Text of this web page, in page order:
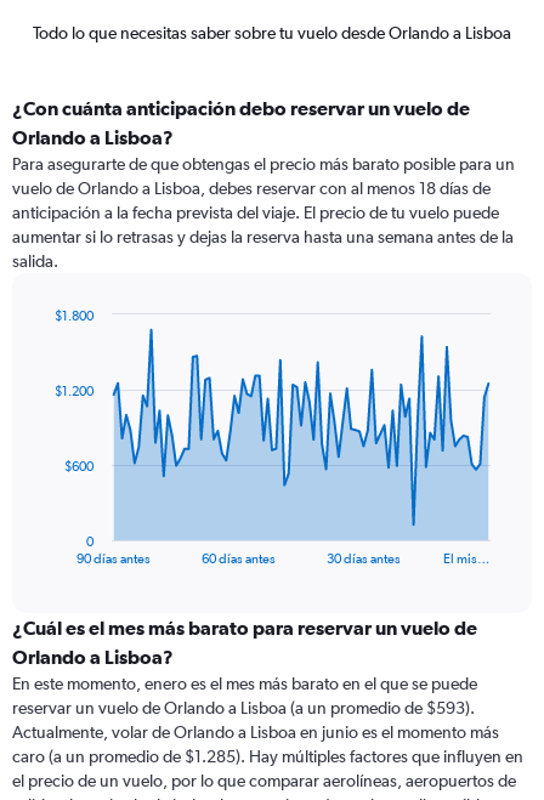
Todo lo que necesitas saber sobre tu vuelo desde Orlando a Lisboa
¿Con cuánta anticipación debo reservar un vuelo de
Orlando a Lisboa?
Para asegurarte de que obtengas el precio más barato posible para un
vuelo de Orlando a Lisboa, debes reservar con al menos 18 días de
anticipación a la fecha prevista del viaje. El precio de tu vuelo puede
aumentar si lo retrasas y dejas la reserva hasta una semana antes de la
salida.
data
The
categories.
Range:
categories.
The
chart
has
1
90 días antes 60 días antes 30 días antes El mis…
0
$600
$1.200
$1.800
¿Cuál es el mes más barato para reservar un vuelo de
Orlando a Lisboa?
En este momento, enero es el mes más barato en el que se puede
reservar un vuelo de Orlando a Lisboa (a un promedio de $593).
Actualmente, volar de Orlando a Lisboa en junio es el momento más
caro (a un promedio de $1.285). Hay múltiples factores que influyen en
el precio de un vuelo, por lo que comparar aerolíneas, aeropuertos de